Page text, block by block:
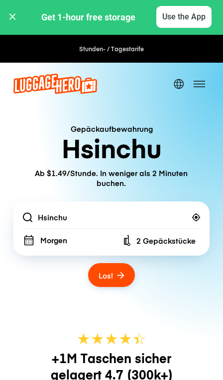
Get 1-hour free storage Use the App
Stunden- / Tagestarife
Gepäckaufbewahrung
Hsinchu
Ab $1.49/Stunde. In weniger als 2 Minuten
buchen.
Location
Morgen Number of bags
2 Gepäckstücke
Los!
★★★★☆
★
+1M Taschen sicher
gelagert 4.7 (300k+)